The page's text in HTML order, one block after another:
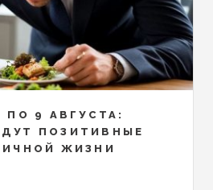
ПО 9 АВГУСТА:
ПОЗИТИВНЫЕ
ЖИЗНИ